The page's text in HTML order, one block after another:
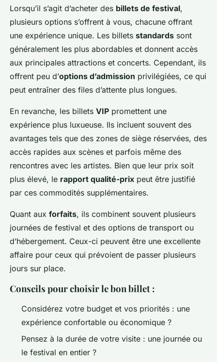
Lorsqu’il s’agit d’acheter des billets de festival,
plusieurs options s’offrent à vous, chacune offrant
une expérience unique. Les billets standards sont
généralement les plus abordables et donnent accès
aux principales attractions et concerts. Cependant, ils
offrent peu d’options d’admission privilégiées, ce qui
peut entraîner des files d’attente plus longues.
En revanche, les billets VIP promettent une
expérience plus luxueuse. Ils incluent souvent des
avantages tels que des zones de siège réservées, des
accès rapides aux scènes et parfois même des
rencontres avec les artistes. Bien que leur prix soit
plus élevé, le rapport qualité-prix peut être justifié
par ces commodités supplémentaires.
Quant aux forfaits, ils combinent souvent plusieurs
journées de festival et des options de transport ou
d’hébergement. Ceux-ci peuvent être une excellente
affaire pour ceux qui prévoient de passer plusieurs
jours sur place.
Conseils pour choisir le bon billet :
Considérez votre budget et vos priorités : une
expérience confortable ou économique ?
Pensez à la durée de votre visite : une journée ou
le festival en entier ?